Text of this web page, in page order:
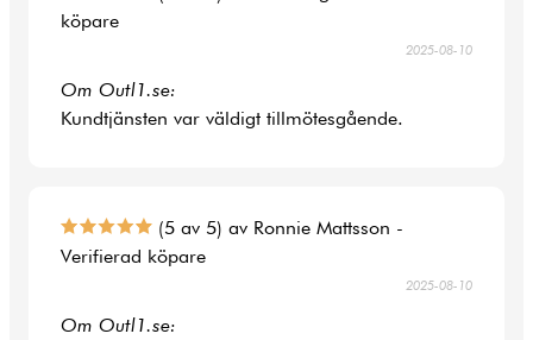
köpare
2025-08-10
Om Outl1.se:
Kundtjänsten var väldigt tillmötesgående.
(5 av 5) av Ronnie Mattsson -
Verifierad köpare
2025-08-10
Om Outl1.se: